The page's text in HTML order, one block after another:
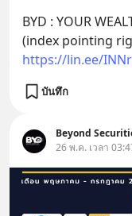
BYD : YOUR
https://lin.ee/
บันทึก
Beyond
26 พ.ค. เวลา